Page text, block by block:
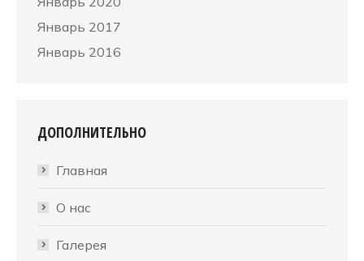
Январь 2017
Январь 2016
ДОПОЛНИТЕЛЬНО
Главная
О нас
Галерея